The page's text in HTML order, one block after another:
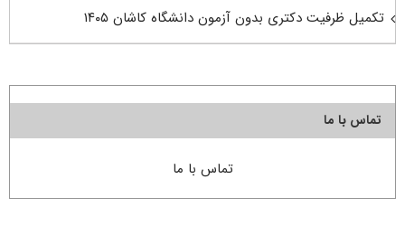
تکمیل ظرفیت دکتری بدون آزمون دانشگاه کاشان ۱۴۰۵
تماس با ما
تماس با ما